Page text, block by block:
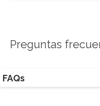
Preguntas
FAQs